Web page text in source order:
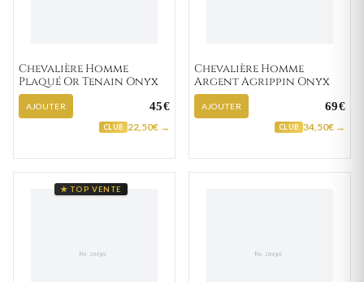
Chevalière Homme
Plaqué Or Tenain Onyx
AJOUTER 45€
CLUB 22,50€ →
Chevalière Homme
Argent Agrippin Onyx
AJOUTER 69€
CLUB 34,50€ →
★ TOP VENTE